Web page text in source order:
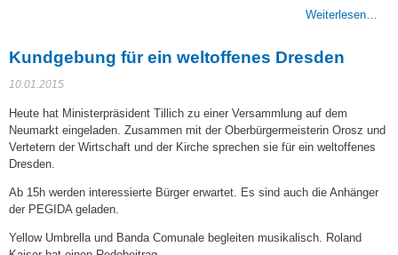
Weiterlesen…
Kundgebung für ein weltoffenes Dresden
10.01.2015
Heute hat Ministerpräsident Tillich zu einer Versammlung auf dem
Neumarkt eingeladen. Zusammen mit der Oberbürgermeisterin Orosz und
Vertetern der Wirtschaft und der Kirche sprechen sie für ein weltoffenes
Dresden.
Ab 15h werden interessierte Bürger erwartet. Es sind auch die Anhänger
der PEGIDA geladen.
Yellow Umbrella und Banda Comunale begleiten musikalisch. Roland